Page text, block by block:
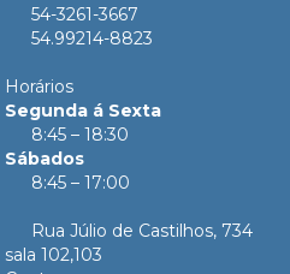
54-3261-3667
54.99214-8823
Horários
Segunda á Sexta
8:45 – 18:30
Sábados
8:45 – 17:00
Rua Júlio de Castilhos, 734
sala 102,103